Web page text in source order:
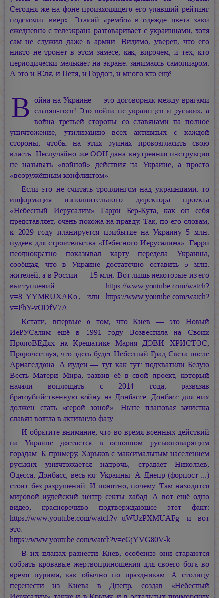
Сегодня же на фоне произходящего его упавший рейтинг
подскочил вверх. Этакий «рембо» в одежде цвета хаки
ежедневно с телеэкрана разговаривает с украинцами, хотя
сам не служил даже в армии. Видимо, уверен, что его
никто не тронет в этом замесе, как, впрочем, и тех, кто
периодически мелькает на экране, занимаясь самопиаром.
А это и Юля, и Петя, и Гордон, и много кто ещё…
В ойна на Украине — это договорняк между врагами
славян-гоев! Это война не украинцев и руських, а
война третьей стороны со славянами на полное
уничтожение, утилизацию всех активных с каждой
стороны, чтобы на этих руинах провозгласить свою
власть. Неслучайно же ООН дана внутренняя инструкция
не называть «войной» действия на Украине, а просто
«вооружённым конфликтом».
Если это не считать троллингом над украинцами, то
информация изполнительного директора проекта
«Небесный Иерусалим» Гарри Бер-Кута, как он себя
представляет, очень похожа на правду. Так, по его словам,
к 2029 году планируется прибытие на Украину 5 млн.
иудеев для строительства «Небесного Иерусалима». Гарри
неоднократно показывал карту передела Украины,
сообщая, что в Украине достаточно оставить 5 млн.
жителей, а в России — 15 млн. Вот лишь некоторые из его
выступлений: https://www.youtube.com/watch?
v=8_YYMRUXAKo, или https://www.youtube.com/watch?
v=PhY-vODfV7A.
Кстати, впервые о том, что Киев — это Новый
ИеРУСалим ещё в 1991 году Возвестила на Своих
ПропоВЕДях на Крещатике Мария ДЭВИ ХРИСТОС,
Пророчествуя, что здесь будет Небесный Град Света после
Армагеддона. А иудеи — тут как тут: подхватили Белую
Весть Матери Мира, развив её в свой проект, который
начали воплощать с 2014 года, развязав
братоубийственную войну на Донбассе. Донбасс для них
должен стать «серой зоной». Ныне плановая зачистка
славян вошла в активную фазу.
И обратите внимание, что во время военных действий
на Украине достаётся в основном руськоговарящим
горадам. К примеру, Харьков с максимальным населением
руських уничтожается напрочь, страдает Николаев,
Одесса, Донбасс, весь юг Украины. А Днепр (форпост ...)
стоит без разрушений. И понятно, почему. Там находится
мировой иудейский центр секты хабад. А вот ещё одно
видео, красноречиво подтверждающее этот факт:
https://www.youtube.com/watch?v=uWUzPXMUAFg и вот
это:
https://www.youtube.com/watch?v=eGjYVG80V-k.
В их планах разнести Киев, особенно они стараются
собрать кровавые жертвоприношения для своего бога во
время пурима, как обычно по праздникам. А столицу
перенести из Киева в Днепр, создав «Небесный